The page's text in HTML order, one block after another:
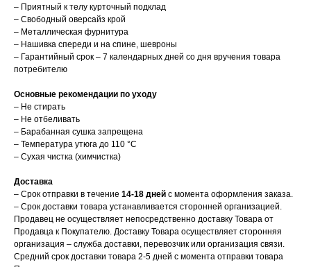
– Приятный к телу курточный подклад
– Свободный оверсайз крой
– Металлическая фурнитура
– Нашивка спереди и на спине, шевроны
– Гарантийный срок – 7 календарных дней со дня вручения товара
потребителю
Основные рекомендации по уходу
– Не стирать
– Не отбеливать
– Барабанная сушка запрещена
– Температура утюга до 110 °C
– Сухая чистка (химчистка)
Доставка
– Срок отправки в течение 14-18 дней с момента оформления заказа.
– Срок доставки товара устанавливается сторонней организацией.
Продавец не осуществляет непосредственно доставку Товара от
Продавца к Покупателю. Доставку Товара осуществляет сторонняя
организация – служба доставки, перевозчик или организация связи.
Средний срок доставки товара 2-5 дней с момента отправки товара